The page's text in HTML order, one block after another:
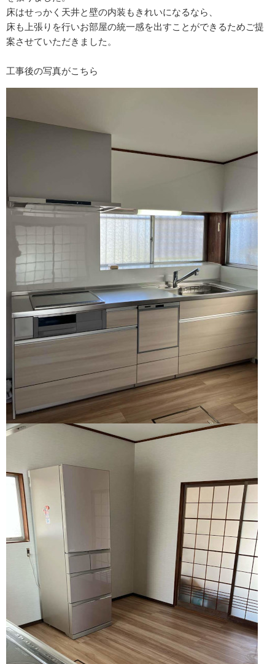
床はせっかく天井と壁の内装もきれいになるなら、
床も上張りを行いお部屋の統一感を出すことができるためご提
案させていただきました。
工事後の写真がこちら